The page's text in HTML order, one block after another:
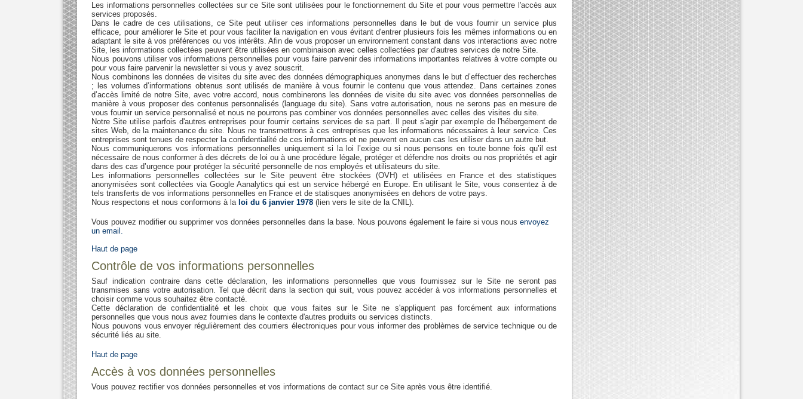
Les informations personnelles collectées sur ce Site sont utilisées pour le fonctionnement du Site et pour vous permettre l'accès aux
services proposés.
Dans le cadre de ces utilisations, ce Site peut utiliser ces informations personnelles dans le but de vous fournir un service plus
efficace, pour améliorer le Site et pour vous faciliter la navigation en vous évitant d'entrer plusieurs fois les mêmes informations ou en
adaptant le site à vos préférences ou vos intérêts. Afin de vous proposer un environnement constant dans vos interactions avec notre
Site, les informations collectées peuvent être utilisées en combinaison avec celles collectées par d'autres services de notre Site.
Nous pouvons utiliser vos informations personnelles pour vous faire parvenir des informations importantes relatives à votre compte ou
pour vous faire parvenir la newsletter si vous y avez souscrit.
Nous combinons les données de visites du site avec des données démographiques anonymes dans le but d’effectuer des recherches
; les volumes d’informations obtenus sont utilisés de manière à vous fournir le contenu que vous attendez. Dans certaines zones
d’accès limité de notre Site, avec votre accord, nous combinerons les données de visite du site avec vos données personnelles de
manière à vous proposer des contenus personnalisés (language du site). Sans votre autorisation, nous ne serons pas en mesure de
vous fournir un service personnalisé et nous ne pourrons pas combiner vos données personnelles avec celles des visites du site.
Notre Site utilise parfois d'autres entreprises pour fournir certains services de sa part. Il peut s'agir par exemple de l'hébergement de
sites Web, de la maintenance du site. Nous ne transmettrons à ces entreprises que les informations nécessaires à leur service. Ces
entreprises sont tenues de respecter la confidentialité de ces informations et ne peuvent en aucun cas les utiliser dans un autre but.
Nous communiquerons vos informations personnelles uniquement si la loi l’exige ou si nous pensons en toute bonne fois qu’il est
nécessaire de nous conformer à des décrets de loi ou à une procédure légale, protéger et défendre nos droits ou nos propriétés et agir
dans des cas d’urgence pour protéger la sécurité personnelle de nos employés et utilisateurs du site.
Les informations personnelles collectées sur le Site peuvent être stockées (OVH) et utilisées en France et des statistiques
anonymisées sont collectées via Google Aanalytics qui est un service hébergé en Europe. En utilisant le Site, vous consentez à de
tels transferts de vos informations personnelles en France et de statisques anonymisées en dehors de votre pays.
Nous respectons et nous conformons à la loi du 6 janvier 1978 (lien vers le site de la CNIL).
Vous pouvez modifier ou supprimer vos données personnelles dans la base. Nous pouvons également le faire si vous nousenvoyez
un email.
Haut de page
Contrôle de vos informations personnelles
Sauf indication contraire dans cette déclaration, les informations personnelles que vous fournissez sur le Site ne seront pas
transmises sans votre autorisation. Tel que décrit dans la section qui suit, vous pouvez accéder à vos informations personnelles et
choisir comme vous souhaitez être contacté.
Cette déclaration de confidentialité et les choix que vous faites sur le Site ne s'appliquent pas forcément aux informations
personnelles que vous nous avez fournies dans le contexte d'autres produits ou services distincts.
Nous pouvons vous envoyer régulièrement des courriers électroniques pour vous informer des problèmes de service technique ou de
sécurité liés au site.
Haut de page
Accès à vos données personnelles
Vous pouvez rectifier vos données personnelles et vos informations de contact sur ce Site après vous être identifié.